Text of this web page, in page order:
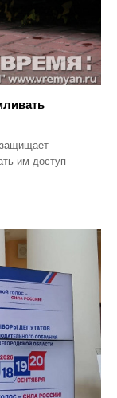
им доступ